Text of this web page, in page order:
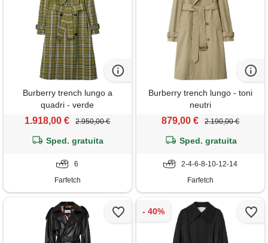
Burberry trench lungo a
quadri - verde
1.918,00 € 2.950,00 €
Sped. gratuita
6
Farfetch
Burberry trench lungo - toni
neutri
879,00 € 2.190,00 €
Sped. gratuita
2-4-6-8-10-12-14
Farfetch